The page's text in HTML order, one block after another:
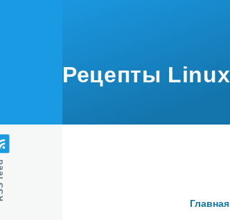
Рецепты Linux
Главная